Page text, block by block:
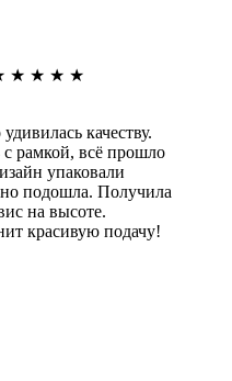
★ ★ ★ ★
качеству.
с рамкой, всё прошло
упаковали
подошла. Получила
на высоте.
красивую подачу!